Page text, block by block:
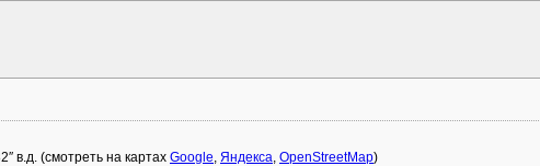
в.д. (смотреть на картах Google, Яндекса, OpenStreetMap)